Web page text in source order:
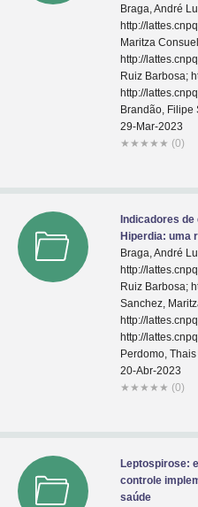
Braga, André
http://
Maritza
http://
Ruiz Barbosa;
http://
Brandão, Filipe
29-Mar-2023
★ ★ ★ ★ ★ (0)
Indicadores
Hiperdia: uma
Braga, André
http://
Ruiz Barbosa;
Sanchez,
http://
http://
Perdomo,
20-Abr-2023
★ ★ ★ ★ ★ (0)
Leptospirose:
controle
saúde